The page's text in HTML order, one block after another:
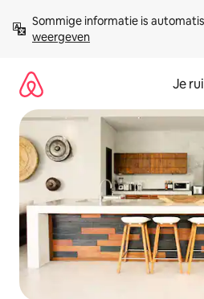
direct
naar
Sommige informatie is
weergeven
Je